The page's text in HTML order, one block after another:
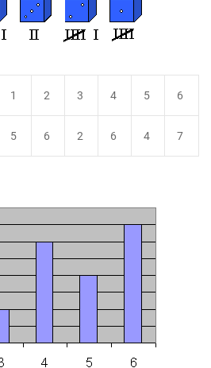
1 2 3 4 5 6
5 6 2 6 4 7